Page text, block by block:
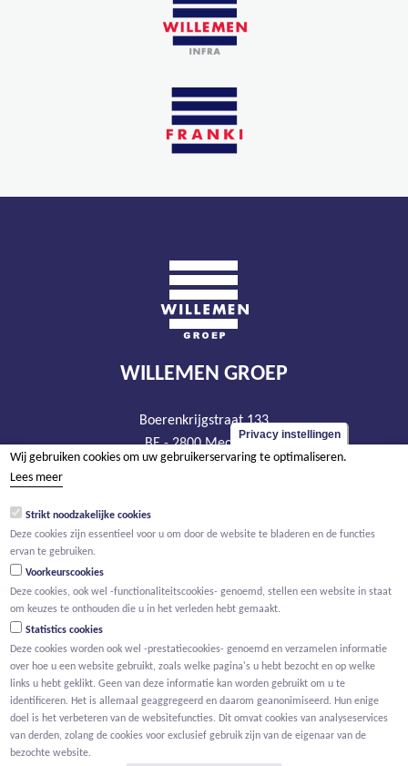
WILLEMEN GROEP
Boerenkrijgstraat 133
BE - 2800 Mechelen
tel +32 15 569 965
BTW BE 0466.256.432
Privacy instellingen
Wij gebruiken cookies om uw gebruikerservaring te optimaliseren.
Lees meer
Strikt noodzakelijke cookies
Deze cookies zijn essentieel voor u om door de website te bladeren en de functies
ervan te gebruiken.
Voorkeurscookies
Deze cookies, ook wel -functionaliteitscookies- genoemd, stellen een website in staat
om keuzes te onthouden die u in het verleden hebt gemaakt.
Statistics cookies
Deze cookies worden ook wel -prestatiecookies- genoemd en verzamelen informatie
over hoe u een website gebruikt, zoals welke pagina's u hebt bezocht en op welke
links u hebt geklikt. Geen van deze informatie kan worden gebruikt om u te
identificeren. Het is allemaal geaggregeerd en daarom geanonimiseerd. Hun enige
doel is het verbeteren van de websitefuncties. Dit omvat cookies van analyseservices
van derden, zolang de cookies voor exclusief gebruik zijn van de eigenaar van de
bezochte website.